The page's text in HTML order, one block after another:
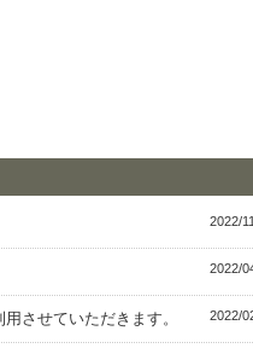
2022/
2022/
させていただきます。 2022/